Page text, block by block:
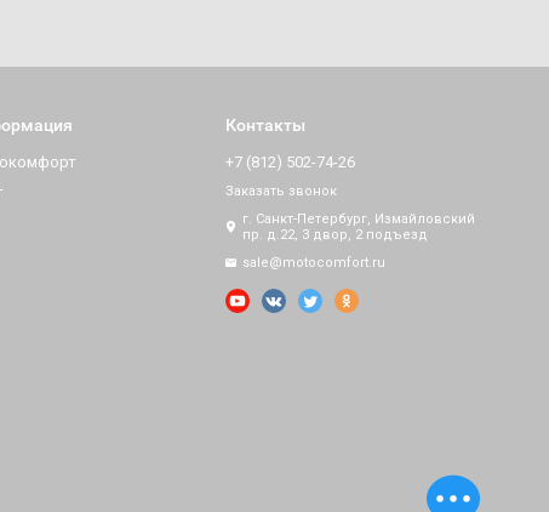
Контакты
+7 (812) 502-74-26
Заказать звонок
г. Санкт-Петербург, Измайловский
пр. д.22, 3 двор, 2 подъезд
sale@motocomfort.ru